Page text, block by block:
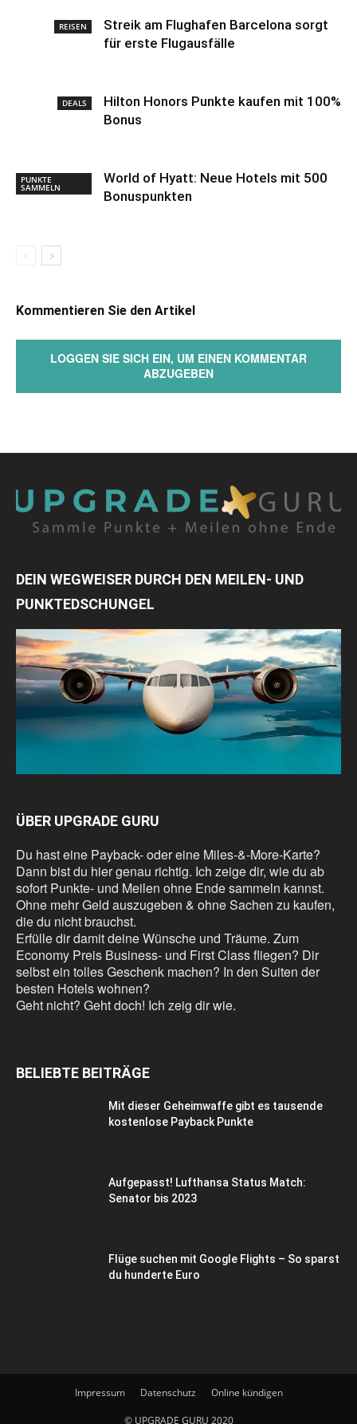
REISEN
Streik am Flughafen Barcelona sorgt
für erste Flugausfälle
DEALS
Hilton Honors Punkte kaufen mit 100%
Bonus
PUNKTE
SAMMELN
World of Hyatt: Neue Hotels mit 500
Bonuspunkten
Kommentieren Sie den Artikel
LOGGEN SIE SICH EIN, UM EINEN KOMMENTAR
ABZUGEBEN
DEIN WEGWEISER DURCH DEN MEILEN- UND
PUNKTEDSCHUNGEL
ÜBER UPGRADE GURU
Du hast eine Payback- oder eine Miles-&-More-Karte?
Dann bist du hier genau richtig. Ich zeige dir, wie du ab
sofort Punkte- und Meilen ohne Ende sammeln kannst.
Ohne mehr Geld auszugeben & ohne Sachen zu kaufen,
die du nicht brauchst.
Erfülle dir damit deine Wünsche und Träume. Zum
Economy Preis Business- und First Class fliegen? Dir
selbst ein tolles Geschenk machen? In den Suiten der
besten Hotels wohnen?
Geht nicht? Geht doch! Ich zeig dir wie.
BELIEBTE BEITRÄGE
Mit dieser Geheimwaffe gibt es tausende
kostenlose Payback Punkte
Aufgepasst! Lufthansa Status Match:
Senator bis 2023
Flüge suchen mit Google Flights – So sparst
du hunderte Euro
Impressum Datenschutz Online kündigen
© UPGRADE GURU 2020